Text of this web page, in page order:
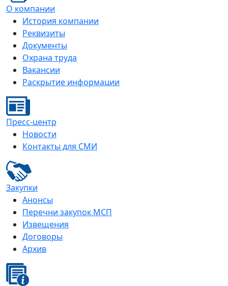
О компании
История компании
Реквизиты
Документы
Охрана труда
Вакансии
Раскрытие информации
Пресс-центр
Новости
Контакты для СМИ
Закупки
Анонсы
Перечни закупок МСП
Извещения
Договоры
Архив